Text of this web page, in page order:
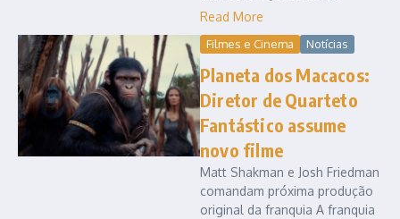
Read More
Filmes e Cinema Notícias
Planeta dos Macacos:
Diretor de Quarteto
Fantástico assume
novo filme
Matt Shakman e Josh Friedman
comandam próxima produção
original da franquia A franquia